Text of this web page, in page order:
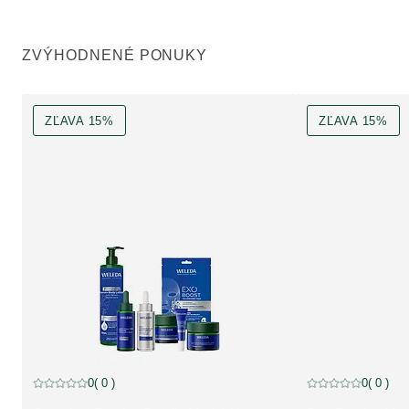
ZVÝHODNENÉ PONUKY
ZĽAVA 15%
Zľava 15%, zľava
Aktuálne hodnotenie: 0 z 5 hviezdičiek hodnotené 0 zákazníkmi
0( 0 )
ZĽAVA 15%
Zľava 15%, zľava
Aktuálne 0( 0 )